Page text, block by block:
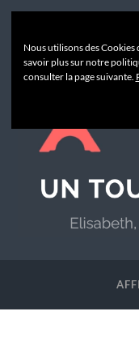
Nous utilisons des
savoir plus sur notre
consulter la page suivante.